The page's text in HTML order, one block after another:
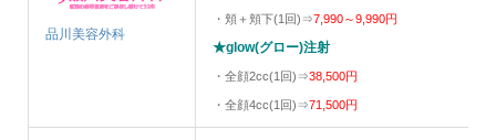
品川美容外科
・頬＋頬下(1回)⇒7,990～9,990円
★glow(グロー)注射
・全顔2cc(1回)⇒38,500円
・全顔4cc(1回)⇒71,500円